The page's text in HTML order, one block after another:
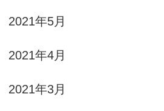
2021年5月
2021年4月
2021年3月